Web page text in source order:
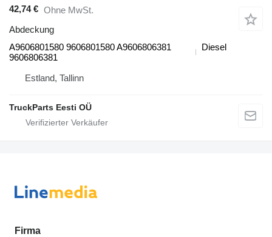
42,74 € Ohne MwSt.
Abdeckung
A9606801580 9606801580 A9606806381
9606806381
Diesel
Estland, Tallinn
TruckParts Eesti OÜ
Firma